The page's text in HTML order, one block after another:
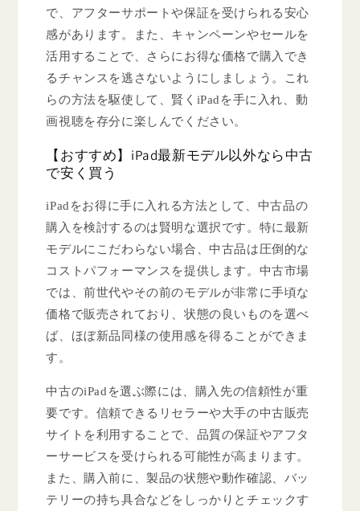
で、アフターサポートや保証を受けられる安心
感があります。また、キャンペーンやセールを
活用することで、さらにお得な価格で購入でき
るチャンスを逃さないようにしましょう。これ
らの方法を駆使して、賢くiPadを手に入れ、動
画視聴を存分に楽しんでください。
【おすすめ】iPad最新モデル以外なら中古
で安く買う
iPadをお得に手に入れる方法として、中古品の
購入を検討するのは賢明な選択です。特に最新
モデルにこだわらない場合、中古品は圧倒的な
コストパフォーマンスを提供します。中古市場
では、前世代やその前のモデルが非常に手頃な
価格で販売されており、状態の良いものを選べ
ば、ほぼ新品同様の使用感を得ることができま
す。
中古のiPadを選ぶ際には、購入先の信頼性が重
要です。信頼できるリセラーや大手の中古販売
サイトを利用することで、品質の保証やアフタ
ーサービスを受けられる可能性が高まります。
また、購入前に、製品の状態や動作確認、バッ
テリーの持ち具合などをしっかりとチェックす